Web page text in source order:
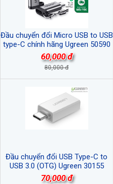
Đầu chuyển đổi Micro USB to USB
type-C chính hãng Ugreen 50590
cao cấp
60,000 đ
80,000 đ
Đầu chuyển đổi USB Type-C to
USB 3.0 (OTG) Ugreen 30155
chính hãng
70,000 đ